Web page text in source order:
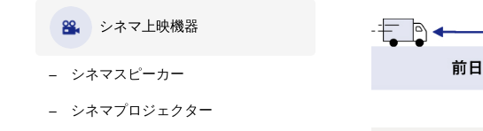
シネマ上映機器
シネマスピーカー
シネマプロジェクター